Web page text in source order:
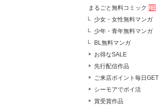
まるごと無料コミック
少女・女性無料マンガ
少年・青年無料マンガ
BL無料マンガ
お得なSALE
先行配信作品
ご来店ポイント毎日GET
シーモアでポイ活
賞受賞作品